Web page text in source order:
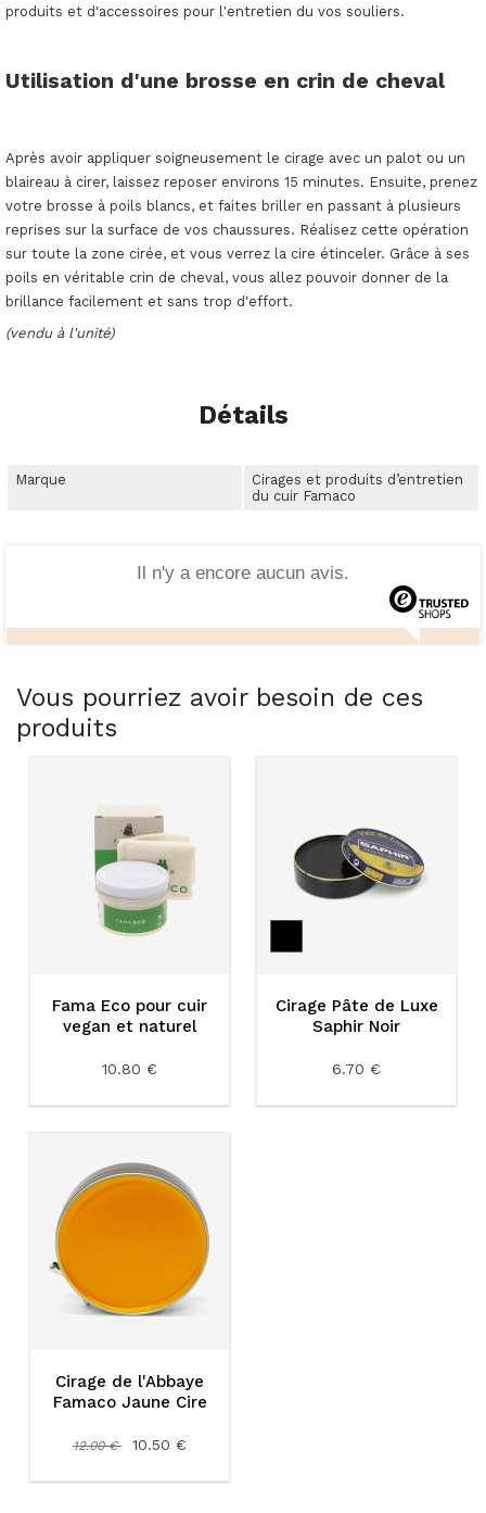
produits et d'accessoires pour l'entretien du vos souliers.
Utilisation d'une brosse en crin de cheval
Après avoir appliquer soigneusement le cirage avec un palot ou un
blaireau à cirer, laissez reposer environs 15 minutes. Ensuite, prenez
votre brosse à poils blancs, et faites briller en passant à plusieurs
reprises sur la surface de vos chaussures. Réalisez cette opération
sur toute la zone cirée, et vous verrez la cire étinceler. Grâce à ses
poils en véritable crin de cheval, vous allez pouvoir donner de la
brillance facilement et sans trop d'effort.
(vendu à l'unité)
Détails
Marque
Cirages et produits d’entretien
du cuir Famaco
Il n'y a encore aucun avis.
Vous pourriez avoir besoin de ces
produits
Fama Eco pour cuir
vegan et naturel
10.80 €
Cirage Pâte de Luxe
Saphir Noir
6.70 €
Cirage de l'Abbaye
Famaco Jaune Cire
12.00 € 10.50 €